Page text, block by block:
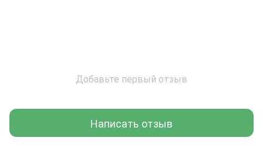
Добавьте первый отзыв
Написать отзыв